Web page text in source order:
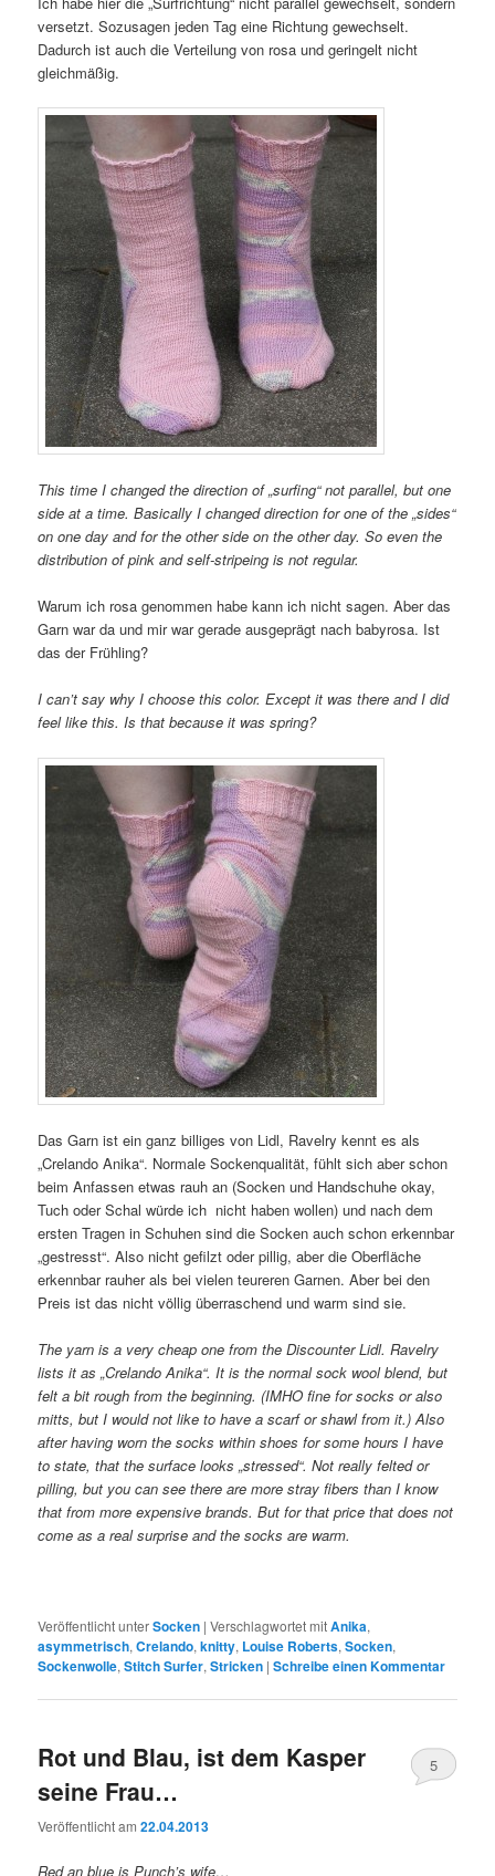
versetzt. Sozusagen jeden Tag eine Richtung gewechselt.
Dadurch ist auch die Verteilung von rosa und geringelt nicht
gleichmäßig.
This time I changed the direction of „surfing“ not parallel, but one
side at a time. Basically I changed direction for one of the „sides“
on one day and for the other side on the other day. So even the
distribution of pink and self-stripeing is not regular.
Warum ich rosa genommen habe kann ich nicht sagen. Aber das
Garn war da und mir war gerade ausgeprägt nach babyrosa. Ist
das der Frühling?
I can’t say why I choose this color. Except it was there and I did
feel like this. Is that because it was spring?
Das Garn ist ein ganz billiges von Lidl, Ravelry kennt es als
„Crelando Anika“. Normale Sockenqualität, fühlt sich aber schon
beim Anfassen etwas rauh an (Socken und Handschuhe okay,
Tuch oder Schal würde ich nicht haben wollen) und nach dem
ersten Tragen in Schuhen sind die Socken auch schon erkennbar
„gestresst“. Also nicht gefilzt oder pillig, aber die Oberfläche
erkennbar rauher als bei vielen teureren Garnen. Aber bei den
Preis ist das nicht völlig überraschend und warm sind sie.
The yarn is a very cheap one from the Discounter Lidl. Ravelry
lists it as „Crelando Anika“. It is the normal sock wool blend, but
felt a bit rough from the beginning. (IMHO fine for socks or also
mitts, but I would not like to have a scarf or shawl from it.) Also
after having worn the socks within shoes for some hours I have
to state, that the surface looks „stressed“. Not really felted or
pilling, but you can see there are more stray fibers than I know
that from more expensive brands. But for that price that does not
come as a real surprise and the socks are warm.
Veröffentlicht unterSocken |Verschlagwortet mitAnika,
asymmetrisch,Crelando,knitty, Louise Roberts,Socken,
Sockenwolle,Stitch Surfer,Stricken |Schreibe einen Kommentar
Rot und Blau, ist dem Kasper
seine Frau…
Veröffentlicht am22.04.2013
5
Red an blue is Punch’s wife…